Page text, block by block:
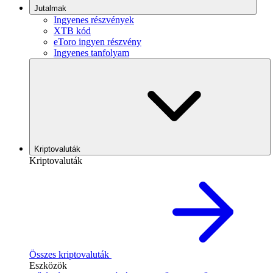
Jutalmak
Ingyenes részvények
XTB kód
eToro ingyen részvény
Ingyenes tanfolyam
Kriptovaluták
Kriptovaluták
Összes kriptovaluták
Eszközök